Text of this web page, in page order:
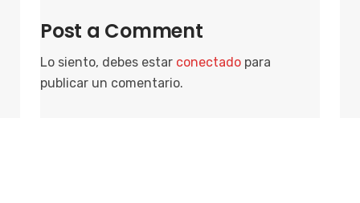
Post a Comment
Lo siento, debes estar conectado para
publicar un comentario.